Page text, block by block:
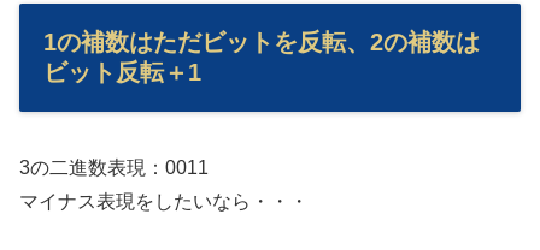
1の補数はただビットを反転、2の補数は
ビット反転＋1
3の二進数表現：0011
マイナス表現をしたいなら・・・